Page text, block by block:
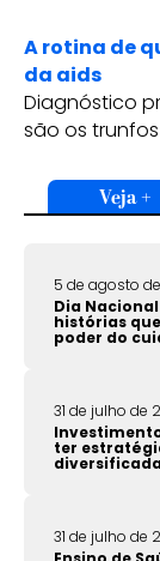
A rotina de
da aids
Diagnóstico
são os
Veja +
5 de agosto
Dia
histórias
poder do
31 de julho de
ter
31 de julho de